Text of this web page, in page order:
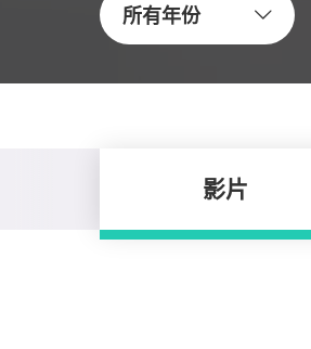
所有年份
影片